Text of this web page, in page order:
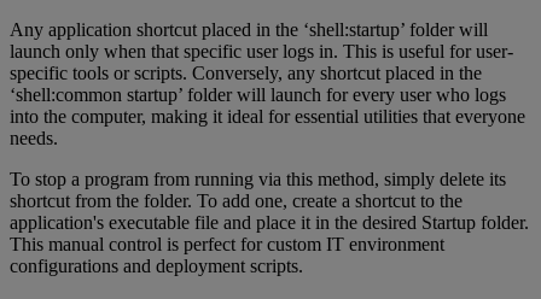
Any application shortcut placed in the ‘shell:startup’ folder will
launch only when that specific user logs in. This is useful for user-
specific tools or scripts. Conversely, any shortcut placed in the
‘shell:common startup’ folder will launch for every user who logs
into the computer, making it ideal for essential utilities that everyone
needs.
To stop a program from running via this method, simply delete its
shortcut from the folder. To add one, create a shortcut to the
application's executable file and place it in the desired Startup folder.
This manual control is perfect for custom IT environment
configurations and deployment scripts.